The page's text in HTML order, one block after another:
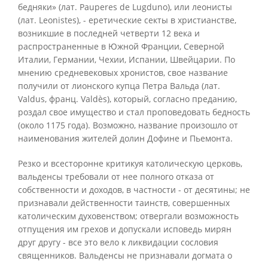
бедняки» (лат. Pauperes de Lugduno), или леонисты
(лат. Leonistes), - еретические секты в христианстве,
возникшие в последней четверти 12 века и
распространенные в Южной Франции, Северной
Италии, Германии, Чехии, Испании, Швейцарии. По
мнению средневековых хронистов, свое название
получили от лионского купца Петра Вальда (лат.
Valdus, франц. Valdès), который, согласно преданию,
роздал свое имущество и стал проповедовать бедность
(около 1175 года). Возможно, название произошло от
наименования жителей долин Дофине и Пьемонта.
Резко и всесторонне критикуя католическую церковь,
вальденсы требовали от нее полного отказа от
собственности и доходов, в частности - от десятины; не
признавали действенности таинств, совершенных
католическим духовенством; отвергали возможность
отпущения им грехов и допускали исповедь мирян
друг другу - все это вело к ликвидации сословия
священников. Вальденсы не признавали догмата о